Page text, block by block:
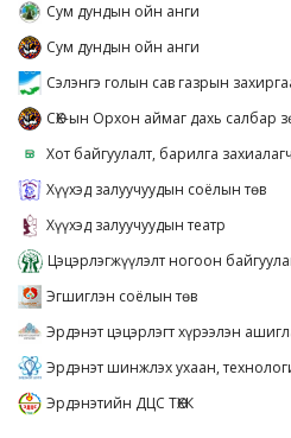
Сум дундын ойн анги
Сум дундын ойн анги
Сэлэнгэ голын сав газрын
СӨХ-ын Орхон аймаг дахь салбар
Хот байгуулалт, барилга
Хүүхэд залуучуудын соёлын төв
Хүүхэд залуучуудын театр
Цэцэрлэгжүүлэлт ногоон
Эгшиглэн соёлын төв
Эрдэнэт цэцэрлэгт хүрээлэн
Эрдэнэт шинжлэх ухаан,
Эрдэнэтийн ДЦС ТӨХК